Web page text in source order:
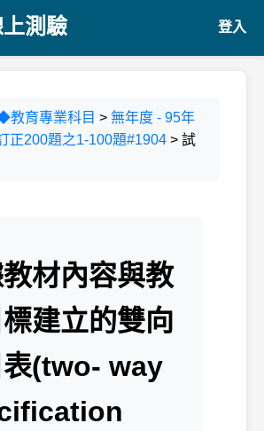
測驗 登入
教育專業科目 > 無年度 - 95年
正200題之1-100題#1904 > 試
材內容與教
建立的雙向
(two- way